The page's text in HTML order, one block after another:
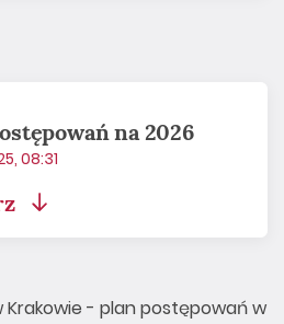
na 2026
08:31
Krakowie - plan postępowań w